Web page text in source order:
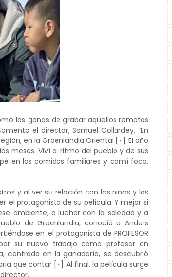
las ganas de grabar aquellos remotos
el director, Samuel Collardey, “En
en la Groenlandia Oriental [···] El año
meses. Viví al ritmo del pueblo y de sus
en las comidas familiares y comí foca.
y al ver su relación con los niños y las
el protagonista de su película. Y mejor si
ambiente, a luchar con la soledad y a
de Groenlandia, conoció a Anders
en el protagonista de PROFESOR
por su nuevo trabajo como profesor en
centrado en la ganadería, se descubrió
que contar [···] Al final, la película surge